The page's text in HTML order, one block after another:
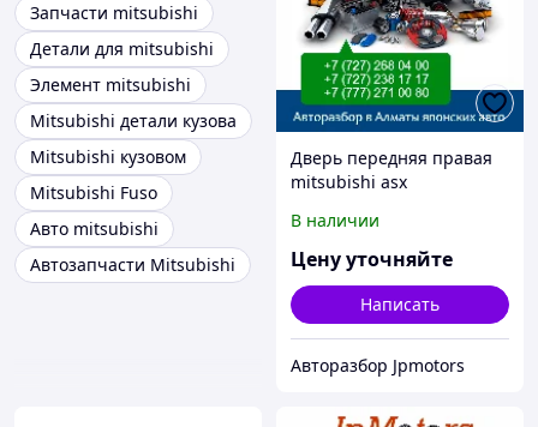
Запчасти mitsubishi
Детали для mitsubishi
Элемент mitsubishi
Mitsubishi детали кузова
Mitsubishi кузовом
Mitsubishi Fuso
Авто mitsubishi
Автозапчасти Mitsubishi
Дверь передняя правая
mitsubishi asx
В наличии
Цену уточняйте
Написать
Авторазбор Jpmotors